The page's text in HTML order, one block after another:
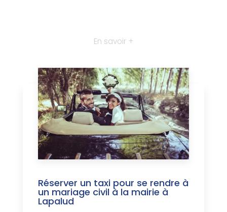
En savoir +
Réserver un taxi pour se rendre à
un mariage civil à la mairie à
Lapalud